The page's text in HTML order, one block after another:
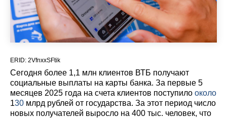
ERID: 2VfnxxSFtik
Сегодня более 1,1 млн клиентов ВТБ получают
социальные выплаты на карты банка. За первые 5
месяцев 2025 года на счета клиентов поступило около
130 млрд рублей от государства. За этот период число
новых получателей выросло на 400 тыс. человек, что